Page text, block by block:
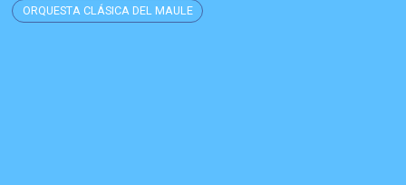
ORQUESTA CLÁSICA DEL MAULE